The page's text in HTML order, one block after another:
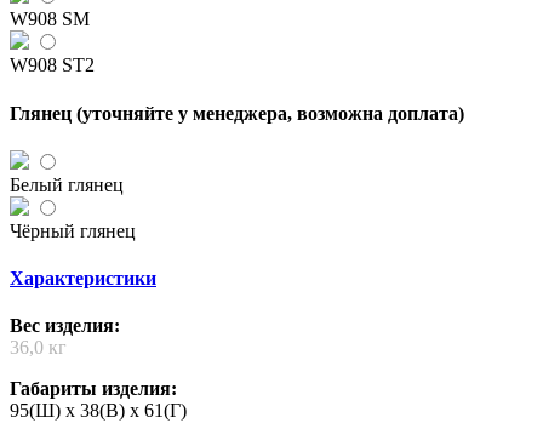
W908 SM
W908 ST2
Глянец (уточняйте у менеджера, возможна доплата)
Белый глянец
Чёрный глянец
Характеристики
Вес изделия:
36,0 кг
Габариты изделия:
95(Ш) x 38(В) x 61(Г)